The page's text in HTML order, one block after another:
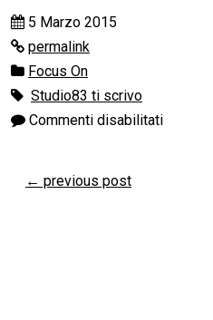
5 Marzo 2015
permalink
Focus On
Studio83 ti scrivo
Commenti disabilitati
← previous post